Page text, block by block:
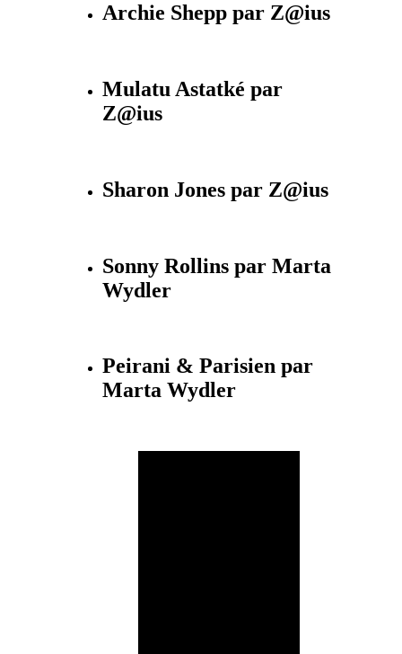
Archie Shepp par Z@ius
Mulatu Astatké par
Z@ius
Sharon Jones par Z@ius
Sonny Rollins par Marta
Wydler
Peirani & Parisien par
Marta Wydler